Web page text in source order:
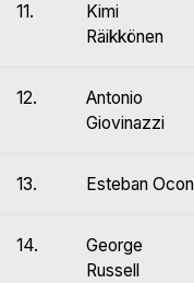
11.
Kimi
Räikkönen
12.
Antonio
Giovinazzi
13. Esteban Ocon
14.
George
Russell